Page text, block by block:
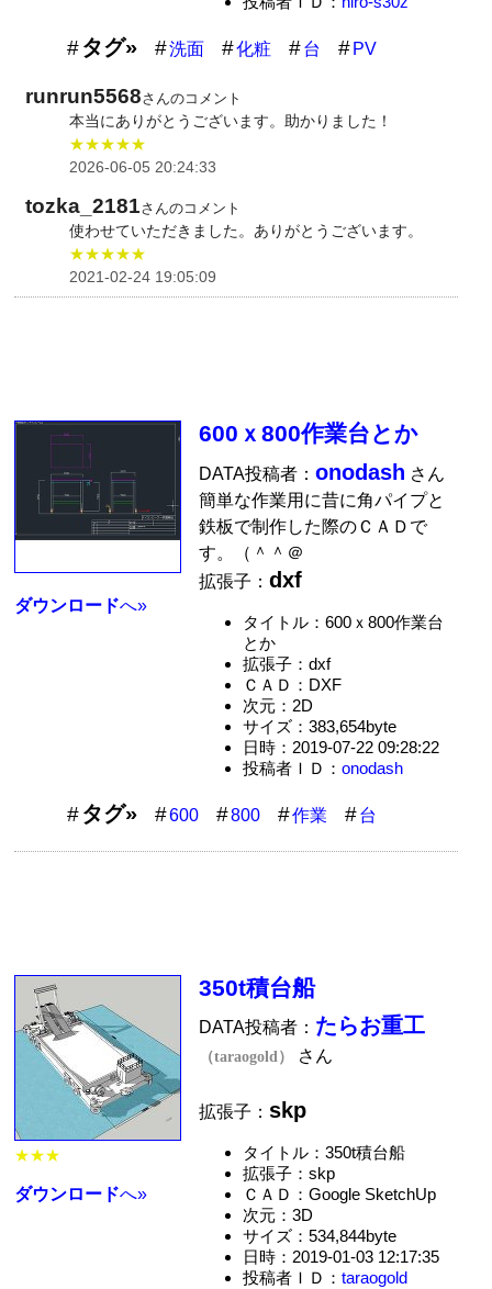
タグ» 洗面 化粧 台 PV
runrun5568さんのコメント
本当にありがとうございます。助かりました！
★★★★★
2026-06-05 20:24:33
tozka_2181さんのコメント
使わせていただきました。ありがとうございます。
★★★★★
2021-02-24 19:05:09
ダウンロードへ»
600ｘ800作業台とか
DATA投稿者：onodash さん
簡単な作業用に昔に角パイプと
鉄板で制作した際のＣＡＤで
す。（＾＾＠
拡張子：dxf
タイトル：600ｘ800作業台
とか
拡張子：dxf
ＣＡＤ：DXF
次元：2D
サイズ：383,654byte
日時：2019-07-22 09:28:22
投稿者ＩＤ： onodash
タグ» 600 800 作業 台
★★★
ダウンロードへ»
350t積台船
DATA投稿者： たらお重工
（taraogold） さん
拡張子：skp
タイトル：350t積台船
拡張子：skp
ＣＡＤ：Google SketchUp
次元：3D
サイズ：534,844byte
日時：2019-01-03 12:17:35
投稿者ＩＤ： taraogold